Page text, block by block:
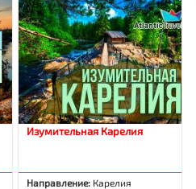
Изумительная Карелия
Направление: Карелия